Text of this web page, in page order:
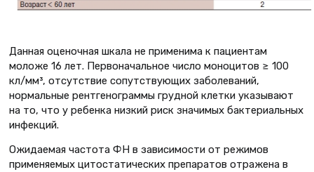
Данная оценочная шкала не применима к пациентам
моложе 16 лет. Первоначальное число моноцитов ≥ 100
кл/мм³, отсутствие сопутствующих заболеваний,
нормальные рентгенограммы грудной клетки указывают
на то, что у ребенка низкий риск значимых бактериальных
инфекций.
Ожидаемая частота ФН в зависимости от режимов
применяемых цитостатических препаратов отражена в